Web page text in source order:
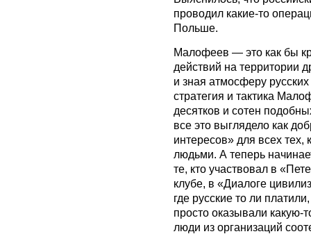
проводил какие-то
Польше.
Малофеев — это как бы
действий на территории
и зная атмосферу
стратегия и тактика
десятков и сотен
все это выглядело как
интересов» для всех тех,
людьми. А теперь
те, кто участвовал в
клубе, в «Диалоге
где русские то ли
просто оказывали какую-
люди из организаций